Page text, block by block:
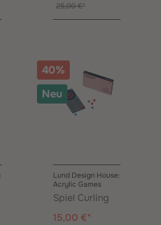
25,00 €*
40%
Neu
Lund Design House:
Acrylic Games
Spiel Curling
15,00 €*